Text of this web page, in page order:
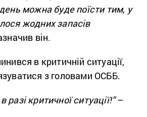
можна буде поїсти тим, у
жодних запасів
він.
в критичній ситуації,
з головами ОСББ.
разі критичної ситуації!”–